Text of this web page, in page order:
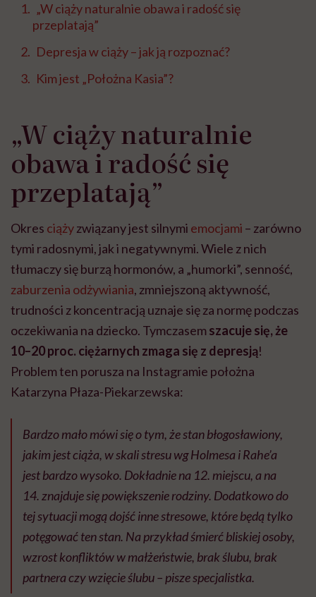
„W ciąży naturalnie obawa i radość się
przeplatają”
Depresja w ciąży – jak ją rozpoznać?
Kim jest „Położna Kasia”?
„W ciąży naturalnie
obawa i radość się
przeplatają”
Okres ciążyzwiązany jest silnymi emocjami – zarówno
tymi radosnymi, jak i negatywnymi. Wiele z nich
tłumaczy się burzą hormonów, a „humorki”, senność,
zaburzenia odżywiania, zmniejszoną aktywność,
trudności z koncentracją uznaje się za normę podczas
oczekiwania na dziecko. Tymczasemszacuje się, że
10–20 proc. ciężarnych zmaga się z depresją!
Problem ten porusza na Instagramie położna
Katarzyna Płaza-Piekarzewska:
Bardzo mało mówi się o tym, że stan błogosławiony,
jakim jest ciąża, w skali stresu wg Holmesa i Rahe’a
jest bardzo wysoko. Dokładnie na 12. miejscu, a na
14. znajduje się powiększenie rodziny. Dodatkowo do
tej sytuacji mogą dojść inne stresowe, które będą tylko
potęgować ten stan. Na przykład śmierć bliskiej osoby,
wzrost konfliktów w małżeństwie, brak ślubu, brak
partnera czy wzięcie ślubu – pisze specjalistka.